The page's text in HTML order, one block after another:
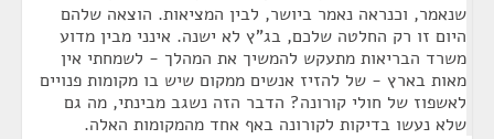
שנאמר, וכנראה נאמר ביושר, לבין המציאות. הוצאה שלהם
היום זו רק החלטה שלכם, בג"ץ לא ישנה. אינני מבין מדוע
משרד הבריאות מתעקש להמשיך את המהלך - לשמחתי אין
מאות בארץ - של להזיז אנשים ממקום שיש בו מקומות פנויים
לאשפוז של חולי קורונה? הדבר הזה נשגב מבינתי, מה גם
שלא נעשו בדיקות לקורונה באף אחד מהמקומות האלה.